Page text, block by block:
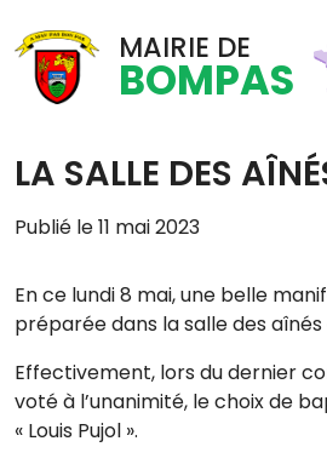
MAIRIE DE
BOMPAS
LA SALLE DES
Publié le 11 mai 2023
En ce lundi 8 mai, une belle
préparée dans la salle des aînés
Effectivement, lors du dernier
voté à l’unanimité, le choix de
« Louis Pujol ».